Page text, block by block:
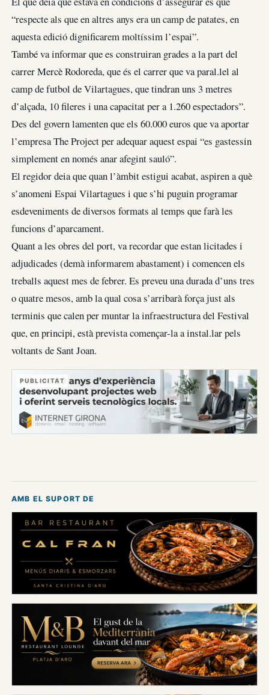
“respecte als que en altres anys era un camp de patates, en
aquesta edició dignificarem moltíssim l’espai”.
També va informar que es construiran grades a la part del
carrer Mercè Rodoreda, que és el carrer que va paral.lel al
camp de futbol de Vilartagues, que tindran uns 3 metres
d’alçada, 10 fileres i una capacitat per a 1.260 espectadors”.
Des del govern lamenten que els 60.000 euros que va aportar
l’empresa The Project per adequar aquest espai “es gastessin
simplement en només anar afegint sauló”.
El regidor deia que quan l’àmbit estigui acabat, aspiren a què
s’anomeni Espai Vilartagues i que s’hi puguin programar
esdeveniments de diversos formats al temps que farà les
funcions d’aparcament.
Quant a les obres del port, va recordar que estan licitades i
adjudicades (demà informarem abastament) i comencen els
treballs aquest mes de febrer. Es preveu una durada d’uns tres
o quatre mesos, amb la qual cosa s’arribarà força just als
terminis que calen per muntar la infraestructura del Festival
que, en principi, està prevista començar-la a instal.lar pels
voltants de Sant Joan.
PUBLICITAT
AMB EL SUPORT DE